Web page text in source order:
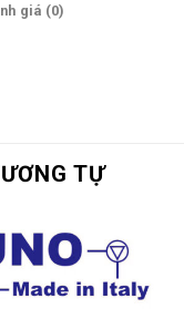
giá (0)
TỰ